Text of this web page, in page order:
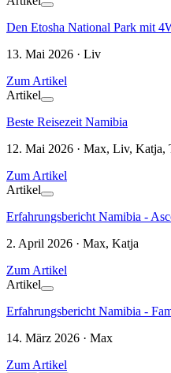
Den Etosha National Park mit
13. Mai 2026 · Liv
Zum Artikel
Artikel
Beste Reisezeit Namibia
12. Mai 2026 · Max, Liv, Katja,
Zum Artikel
Artikel
Erfahrungsbericht Namibia -
2. April 2026 · Max, Katja
Zum Artikel
Artikel
Erfahrungsbericht Namibia -
14. März 2026 · Max
Zum Artikel